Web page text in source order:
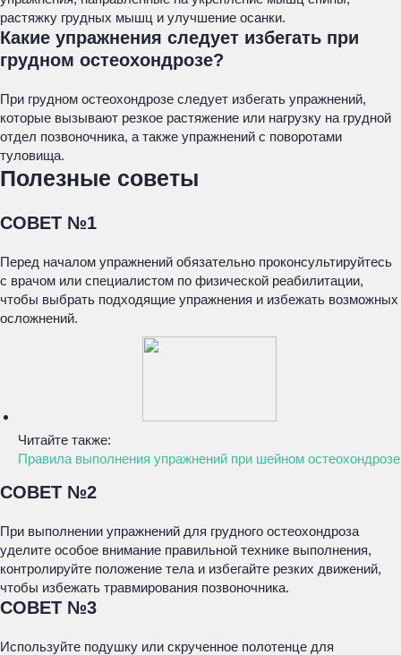
растяжку грудных мышц и улучшение осанки.
Какие упражнения следует избегать при
грудном остеохондрозе?
При грудном остеохондрозе следует избегать упражнений,
которые вызывают резкое растяжение или нагрузку на грудной
отдел позвоночника, а также упражнений с поворотами
туловища.
Полезные советы
СОВЕТ №1
Перед началом упражнений обязательно проконсультируйтесь
с врачом или специалистом по физической реабилитации,
чтобы выбрать подходящие упражнения и избежать возможных
осложнений.
Читайте также:
Правила выполнения упражнений при шейном остеохондрозе
СОВЕТ №2
При выполнении упражнений для грудного остеохондроза
уделите особое внимание правильной технике выполнения,
контролируйте положение тела и избегайте резких движений,
чтобы избежать травмирования позвоночника.
СОВЕТ №3
Используйте подушку или скрученное полотенце для